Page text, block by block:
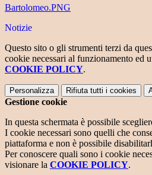
Bartolomeo.PNG
Notizie
Questo sito o gli strumenti terzi da
cookie necessari al funzionamento ed
COOKIE POLICY.
Personalizza Rifiuta tutti i cookies
Gestione cookie
In questa schermata è possibile
I cookie necessari sono quelli che
piattaforma e non è possibile
Per conoscere quali sono i cookie
visionare la COOKIE POLICY.